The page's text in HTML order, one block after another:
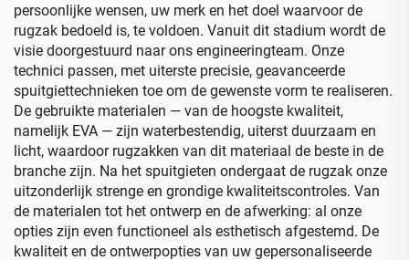
persoonlijke wensen, uw merk en het doel waarvoor de
rugzak bedoeld is, te voldoen. Vanuit dit stadium wordt de
visie doorgestuurd naar ons engineeringteam. Onze
technici passen, met uiterste precisie, geavanceerde
spuitgiettechnieken toe om de gewenste vorm te realiseren.
De gebruikte materialen — van de hoogste kwaliteit,
namelijk EVA — zijn waterbestendig, uiterst duurzaam en
licht, waardoor rugzakken van dit materiaal de beste in de
branche zijn. Na het spuitgieten ondergaat de rugzak onze
uitzonderlijk strenge en grondige kwaliteitscontroles. Van
de materialen tot het ontwerp en de afwerking: al onze
opties zijn even functioneel als esthetisch afgestemd. De
kwaliteit en de ontwerpopties van uw gepersonaliseerde